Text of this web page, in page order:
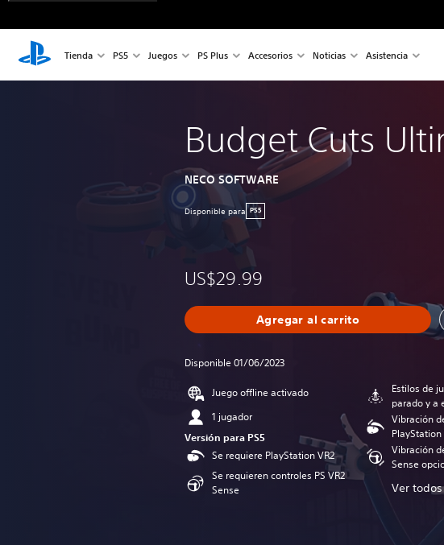
Tienda PS5 Juegos PS Plus Accesorios Noticias Asistencia
Budget Cuts
NECO SOFTWARE
Disponible para PS5
US$29.99
Agregar al carrito
Disponible 01/06/2023
Juego offline activado
1 jugador
Versión para PS5
Se requiere PlayStation VR2
Se requieren controles PS VR2
Sense
Estilos de
parado y a
Vibración
PlayStation
Vibración
Sense
Ver todos